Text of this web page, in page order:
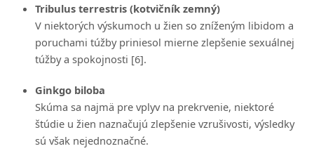
Tribulus terrestris (kotvičník zemný)
V niektorých výskumoch u žien so zníženým libidom a
poruchami túžby priniesol mierne zlepšenie sexuálnej
túžby a spokojnosti [6].
Ginkgo biloba
Skúma sa najmä pre vplyv na prekrvenie, niektoré
štúdie u žien naznačujú zlepšenie vzrušivosti, výsledky
sú však nejednoznačné.